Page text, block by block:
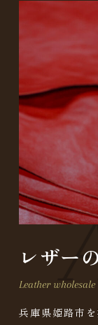
レザー
Leather wholesale
兵庫県姫路市